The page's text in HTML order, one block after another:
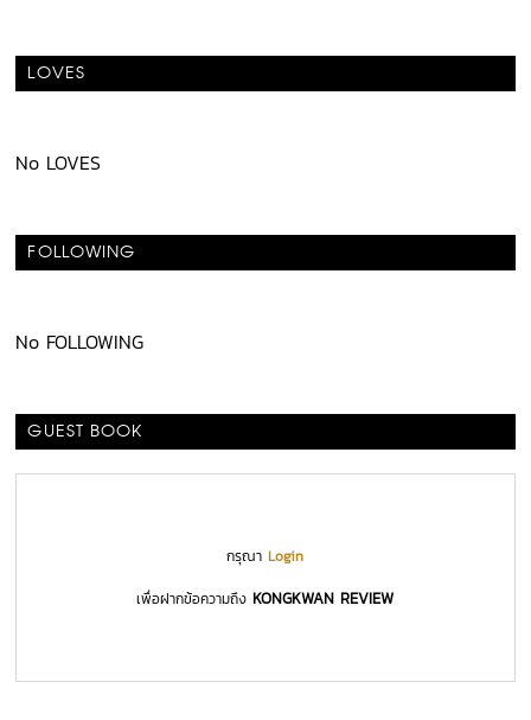
LOVES
No LOVES
FOLLOWING
No FOLLOWING
GUEST BOOK
กรุณาLogin
เพื่อฝากข้อความถึงKONGKWAN REVIEW